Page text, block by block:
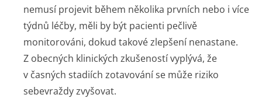
nemusí projevit během několika prvních nebo i více
týdnů léčby, měli by být pacienti pečlivě
monitorováni, dokud takové zlepšení nenastane.
Z obecných klinických zkušeností vyplývá, že
v časných stadiích zotavování se může riziko
sebevraždy zvyšovat.